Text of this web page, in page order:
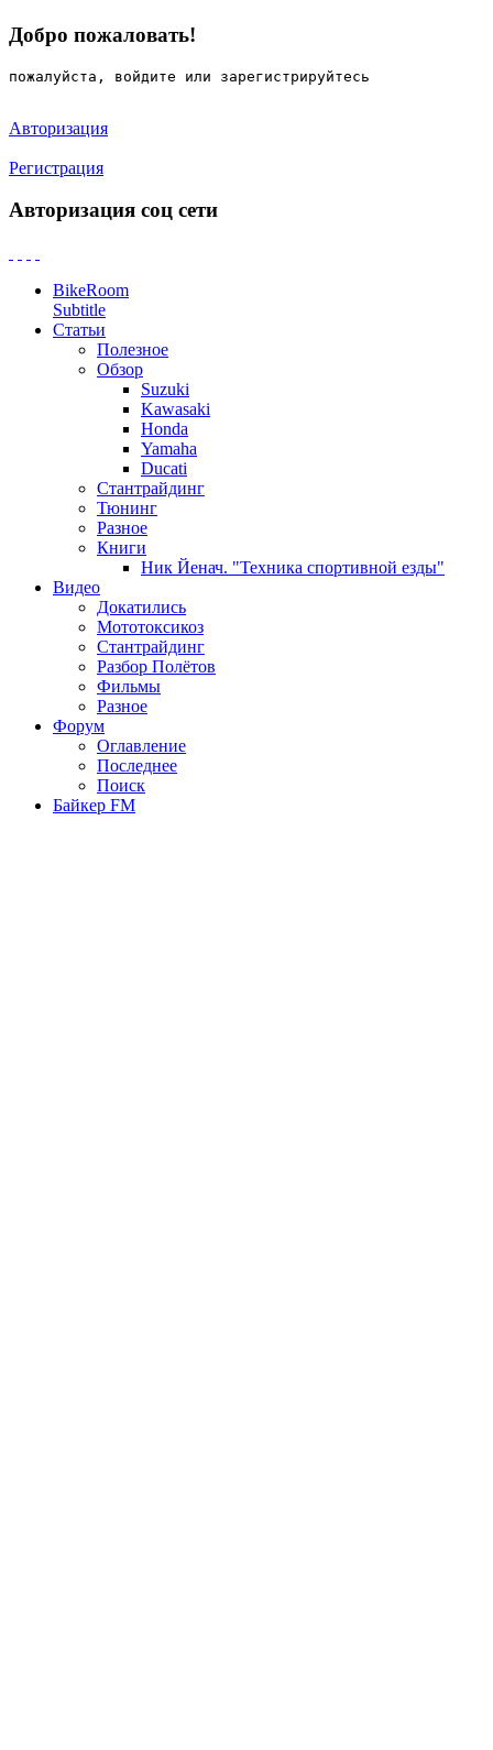
Добро пожаловать!
пожалуйста, войдите или зарегистрируйтесь
Авторизация
Регистрация
Авторизация соц сети
BikeRoom
Subtitle
Статьи
Полезное
Обзор
Suzuki
Kawasaki
Honda
Yamaha
Ducati
Стантрайдинг
Тюнинг
Разное
Книги
Ник Йенач. "Техника спортивной езды"
Видео
Докатились
Мототоксикоз
Стантрайдинг
Разбор Полётов
Фильмы
Разное
Форум
Оглавление
Последнее
Поиск
Байкер FM